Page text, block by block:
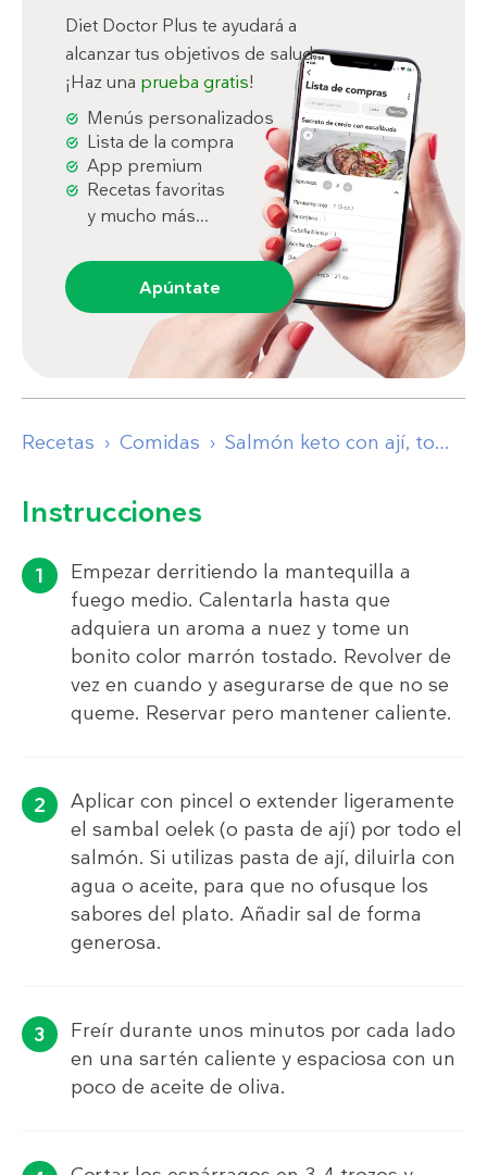
Diet Doctor Plus te ayudará a
alcanzar tus objetivos de salud.
¡Haz una prueba gratis!
Menús personalizados
Lista de la compra
App premium
Recetas favoritas
y mucho más...
Apúntate
Recetas Comidas Salmón keto con ají, tomate y espárragos
Instrucciones
Empezar derritiendo la mantequilla a
fuego medio. Calentarla hasta que
adquiera un aroma a nuez y tome un
bonito color marrón tostado. Revolver de
vez en cuando y asegurarse de que no se
queme. Reservar pero mantener caliente.
Aplicar con pincel o extender ligeramente
el sambal oelek (o pasta de ají) por todo el
salmón. Si utilizas pasta de ají, diluirla con
agua o aceite, para que no ofusque los
sabores del plato. Añadir sal de forma
generosa.
Freír durante unos minutos por cada lado
en una sartén caliente y espaciosa con un
poco de aceite de oliva.